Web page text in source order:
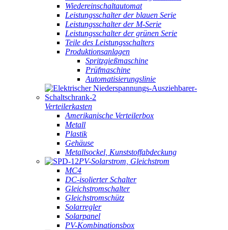
Wiedereinschaltautomat
Leistungsschalter der blauen Serie
Leistungsschalter der M-Serie
Leistungsschalter der grünen Serie
Teile des Leistungsschalters
Produktionsanlagen
Spritzgießmaschine
Prüfmaschine
Automatisierungslinie
Verteilerkasten
Amerikanische Verteilerbox
Metall
Plastik
Gehäuse
Metallsockel, Kunststoffabdeckung
PV-Solarstrom, Gleichstrom
MC4
DC-isolierter Schalter
Gleichstromschalter
Gleichstromschütz
Solarregler
Solarpanel
PV-Kombinationsbox